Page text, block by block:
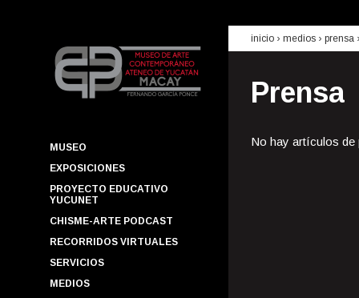
MUSEO
EXPOSICIONES
PROYECTO EDUCATIVO
YUCUNET
CHISME-ARTE PODCAST
RECORRIDOS VIRTUALES
SERVICIOS
MEDIOS
inicio › medios › prensa
Prensa
No hay artículos de